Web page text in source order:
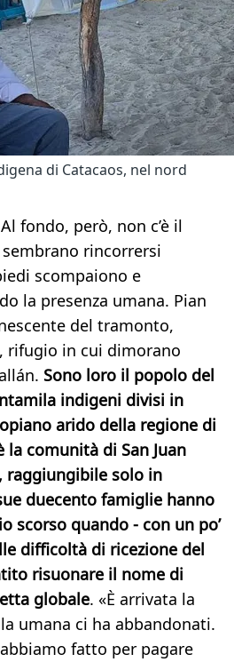
di Catacaos, nel nord
fondo, però, non c’è il
rincorrersi
scompaiono e
la presenza umana. Pian
del tramonto,
rifugio in cui dimorano
Sono loro il popolo del
indigeni divisi in
arido della regione di
comunità di San Juan
raggiungibile solo in
duecento famiglie hanno
scorso quando - con un po’
difficoltà di ricezione del
risuonare il nome di
globale. «È arrivata la
umana ci ha abbandonati.
fatto per pagare